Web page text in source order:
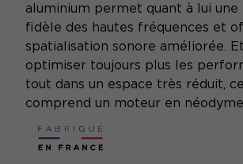
aluminium permet quant à lui
fidèle des hautes fréquences et
spatialisation sonore améliorée.
optimiser toujours plus les
tout dans un espace très réduit,
comprend un moteur en